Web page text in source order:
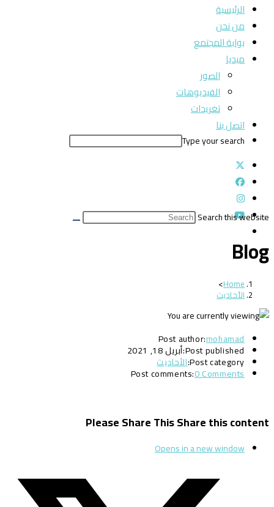
الرئيسية
من نحن
بوابة المجتمع
ميديا
الصور
الفيديوهات
تغريدات
اتصل بنا
Type your search
Search this website
Blog
Home
>
الأحاديث
Post author:mohamad
Post published:أبريل 18, 2021
Post category:الأحاديث
Post comments:0 Comments
Please Share ThisShare this content
Opens in a new window